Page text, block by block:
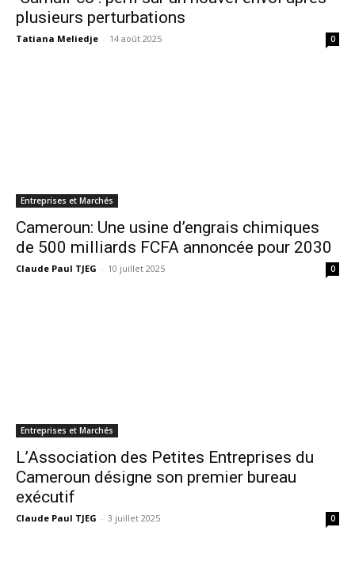
plusieurs perturbations
Tatiana Meliedje - 14 août 2025 0
Entreprises et Marchés
Cameroun: Une usine d’engrais chimiques
de 500 milliards FCFA annoncée pour 2030
Claude Paul TJEG - 10 juillet 2025 0
Entreprises et Marchés
L’Association des Petites Entreprises du
Cameroun désigne son premier bureau
exécutif
Claude Paul TJEG - 3 juillet 2025 0